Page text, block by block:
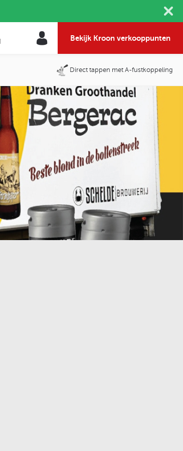
Bekijk Kroon verkooppunten
Direct tappen met A-fustkoppeling